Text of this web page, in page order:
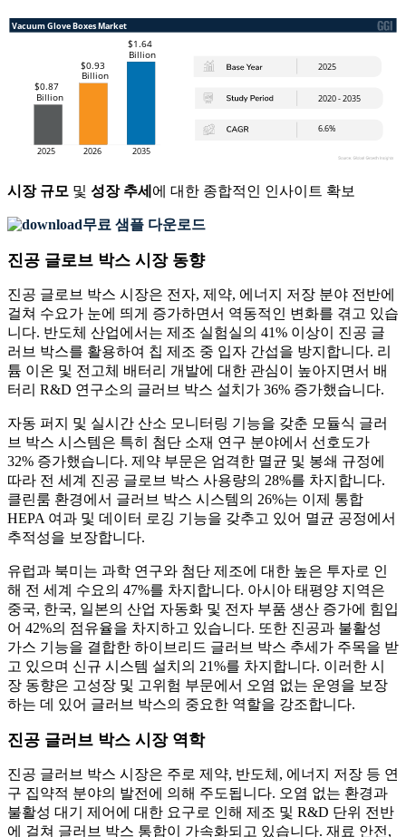
시장 규모 및 성장 추세 에 대한 종합적인 인사이트 확보
무료 샘플 다운로드
진공 글로브 박스 시장 동향
진공 글로브 박스 시장은 전자, 제약, 에너지 저장 분야 전반에
걸쳐 수요가 눈에 띄게 증가하면서 역동적인 변화를 겪고 있습
니다. 반도체 산업에서는 제조 실험실의 41% 이상이 진공 글
러브 박스를 활용하여 칩 제조 중 입자 간섭을 방지합니다. 리
튬 이온 및 전고체 배터리 개발에 대한 관심이 높아지면서 배
터리 R&D 연구소의 글러브 박스 설치가 36% 증가했습니다.
자동 퍼지 및 실시간 산소 모니터링 기능을 갖춘 모듈식 글러
브 박스 시스템은 특히 첨단 소재 연구 분야에서 선호도가
32% 증가했습니다. 제약 부문은 엄격한 멸균 및 봉쇄 규정에
따라 전 세계 진공 글로브 박스 사용량의 28%를 차지합니다.
클린룸 환경에서 글러브 박스 시스템의 26%는 이제 통합
HEPA 여과 및 데이터 로깅 기능을 갖추고 있어 멸균 공정에서
추적성을 보장합니다.
유럽과 북미는 과학 연구와 첨단 제조에 대한 높은 투자로 인
해 전 세계 수요의 47%를 차지합니다. 아시아 태평양 지역은
중국, 한국, 일본의 산업 자동화 및 전자 부품 생산 증가에 힘입
어 42%의 점유율을 차지하고 있습니다. 또한 진공과 불활성
가스 기능을 결합한 하이브리드 글러브 박스 추세가 주목을 받
고 있으며 신규 시스템 설치의 21%를 차지합니다. 이러한 시
장 동향은 고성장 및 고위험 부문에서 오염 없는 운영을 보장
하는 데 있어 글러브 박스의 중요한 역할을 강조합니다.
진공 글러브 박스 시장 역학
진공 글러브 박스 시장은 주로 제약, 반도체, 에너지 저장 등 연
구 집약적 분야의 발전에 의해 주도됩니다. 오염 없는 환경과
불활성 대기 제어에 대한 요구로 인해 제조 및 R&D 단위 전반
에 걸쳐 글러브 박스 통합이 가속화되고 있습니다. 재료 안전,